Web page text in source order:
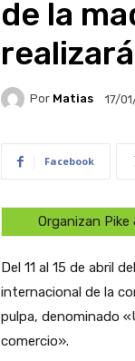
de la
Por Matias 17/
Facebook
Organizan
Del 11 al 15 de abril
internacional de la
pulpa, denominado
comercio».